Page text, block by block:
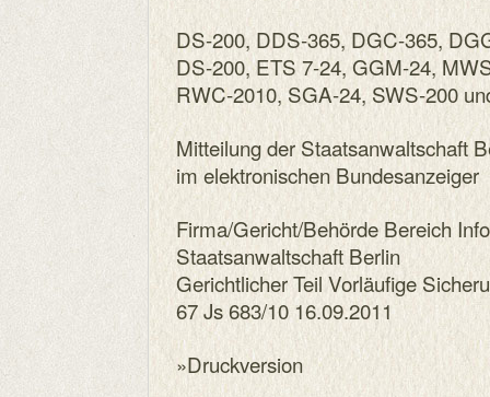
DS-200, DDS-365, DGC-365,
DS-200, ETS 7-24, GGM-24,
RWC-2010, SGA-24, SWS-200
Mitteilung der Staatsanwaltschaft
im elektronischen Bundesanzeiger
Firma/Gericht/Behörde Bereich
Staatsanwaltschaft Berlin
Gerichtlicher Teil Vorläufige
67 Js 683/10 16.09.2011
»Druckversion